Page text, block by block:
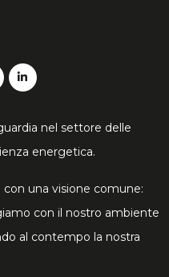
nel settore delle
energetica.
una visione comune:
con il nostro ambiente
al contempo la nostra